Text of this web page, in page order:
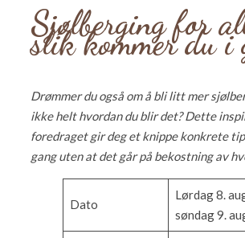
Sjølberging for
slik kommer du i
Drømmer du også om å bli litt mer
ikke helt hvordan du blir det? Dette
foredraget gir deg et knippe konkrete
gang uten at det går på bekostning av
Dato
Lørdag 8.
søndag 9.